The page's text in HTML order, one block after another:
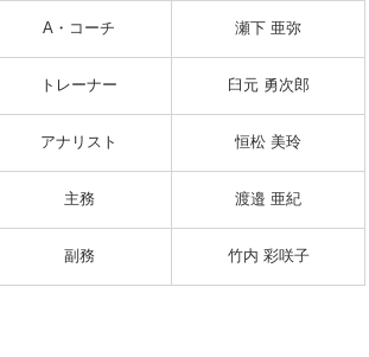
A・コーチ 瀬下 亜弥
トレーナー 臼元 勇次郎
アナリスト 恒松 美玲
主務 渡邉 亜紀
副務 竹内 彩咲子